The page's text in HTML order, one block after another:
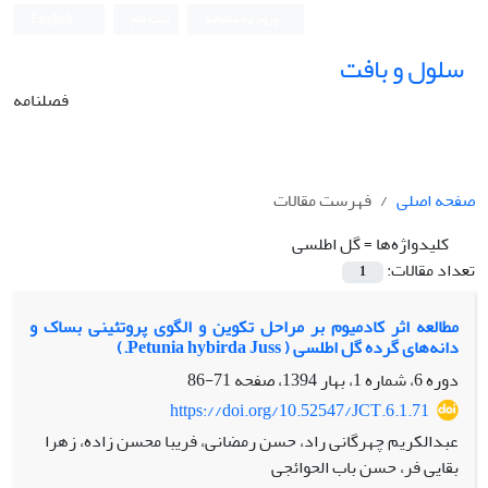
سلول و بافت
فصلنامه
صفحه اصلی
فهرست مقالات
کلیدواژه‌ها =گل اطلسی
تعداد مقالات:
1
مطالعه اثر کادمیوم بر مراحل تکوین و الگوی پروتئینی بساک و
دانه‌های گرده گل اطلسی ( Petunia hybirda Juss.)
دوره 6، شماره 1، بهار 1394، صفحه
71-86
https://doi.org/10.52547/JCT.6.1.71
عبدالکریم چهرگانی راد، حسن رمضانی، فریبا محسن زاده، زهرا
بقایی فر، حسن باب الحوائجی